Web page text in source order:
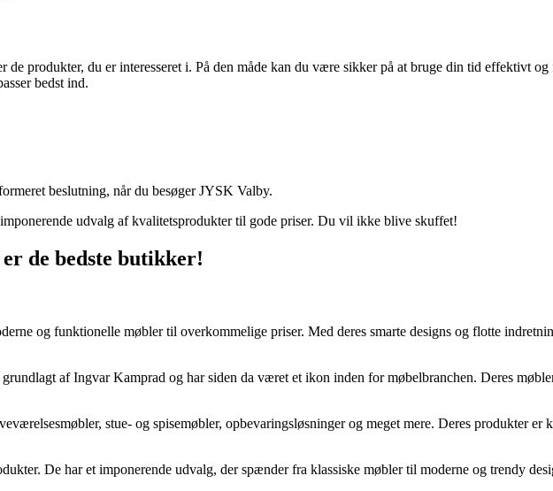
produkter, du er interesseret i. På den måde kan du være sikker på at bruge din tid effektivt
bedst ind.
beslutning, når du besøger JYSK Valby.
udvalg af kvalitetsprodukter til gode priser. Du vil ikke blive skuffet!
de bedste butikker!
og funktionelle møbler til overkommelige priser. Med deres smarte designs og flotte
af Ingvar Kamprad og har siden da været et ikon inden for møbelbranchen. Deres
stue- og spisemøbler, opbevaringsløsninger og meget mere. Deres produkter er
De har et imponerende udvalg, der spænder fra klassiske møbler til moderne og trendy